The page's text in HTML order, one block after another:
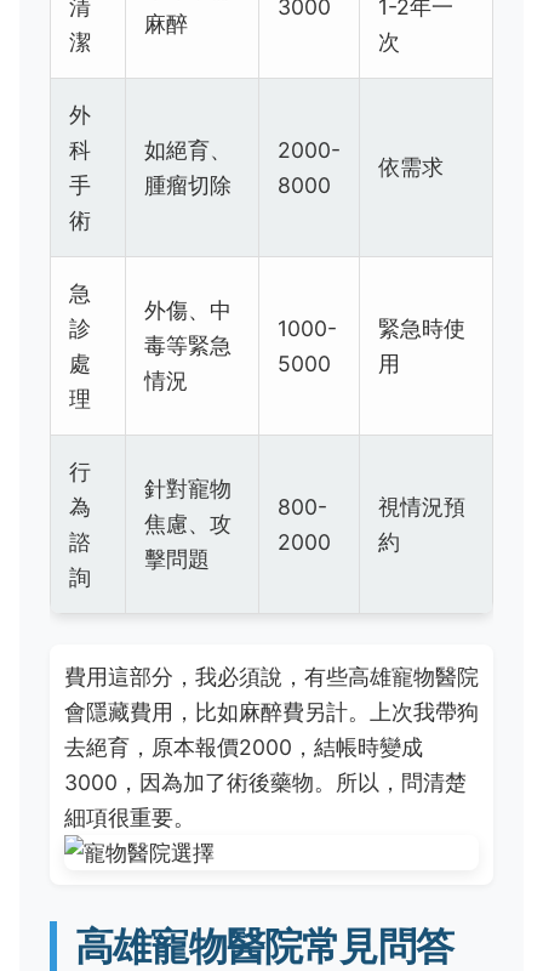
清
潔
麻醉
3000
1-2年一
次
外
科
手
術
如絕育、
腫瘤切除
2000-
8000
依需求
急
診
處
理
外傷、中
毒等緊急
情況
1000-
5000
緊急時使
用
行
為
諮
詢
針對寵物
焦慮、攻
擊問題
800-
2000
視情況預
約
費用這部分，我必須說，有些高雄寵物醫院
會隱藏費用，比如麻醉費另計。上次我帶狗
去絕育，原本報價2000，結帳時變成
3000，因為加了術後藥物。所以，問清楚
細項很重要。
高雄寵物醫院常見問答